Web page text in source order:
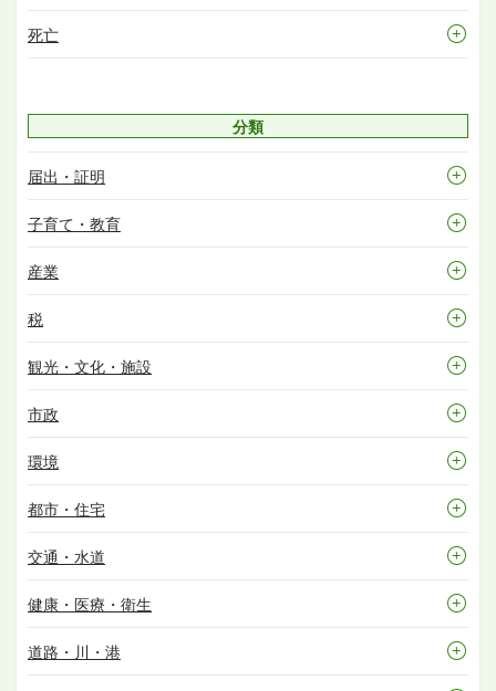
死亡
分類
届出・証明
子育て・教育
産業
税
観光・文化・施設
市政
環境
都市・住宅
交通・水道
健康・医療・衛生
道路・川・港